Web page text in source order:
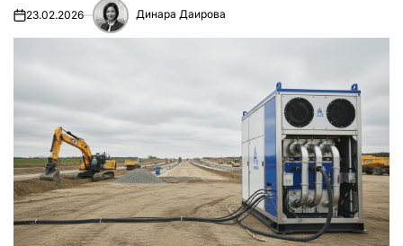
23.02.2026 Динара Даирова